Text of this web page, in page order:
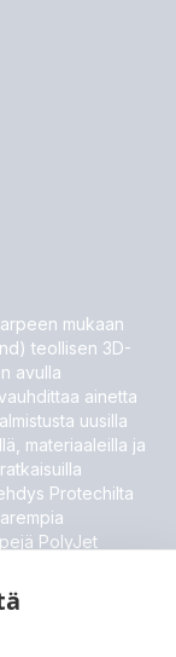
mukaan
teollisen 3D-
avulla
ainetta
uusilla
materiaaleilla ja
Protechilta
PolyJet
uudet
ohjelmistouutiset